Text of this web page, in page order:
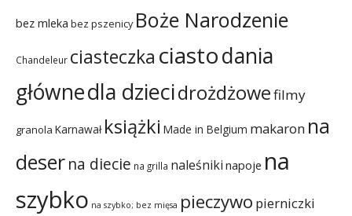
bez mleka bez pszenicy Boże Narodzenie
Chandeleur ciasteczka ciastodania
głównedla dziecidrożdżowefilmy
granola Karnawał książki Made in Belgium makaron na
deserna diecie na grilla naleśniki napoje na
szybko na szybko; bez mięsa pieczywo pierniczki